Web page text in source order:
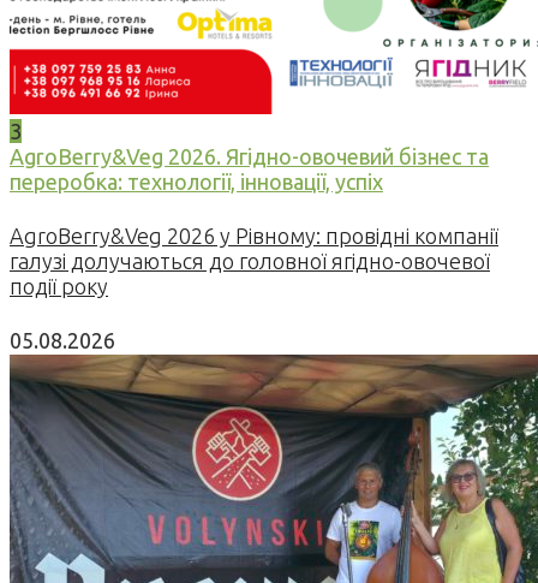
3
AgroBerry&Veg 2026. Ягідно-овочевий бізнес та
переробка: технології, інновації, успіх
AgroBerry&Veg 2026 у Рівному: провідні компанії
галузі долучаються до головної ягідно-овочевої
події року
05.08.2026